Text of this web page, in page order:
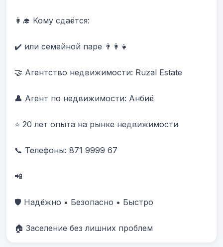
👩‍🎓 Кому сдаётся:
✔️ или семейной паре 👨‍👩‍👧
🤝 Агентство недвижимости: Ruzal Estate
👤 Агент по недвижимости: Анбиë
⭐ 20 лет опыта на рынке недвижимости
📞 Телефоны: 871 9999 67
📲
🛡️ Надёжно • Безопасно • Быстро
🏠 Заселение без лишних проблем